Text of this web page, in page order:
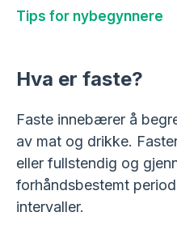
Tips for nybegynnere
Hva er faste?
Faste innebærer å
av mat og drikke.
eller fullstendig og
forhåndsbestemt
intervaller.